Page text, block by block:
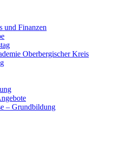
und Finanzen
Oberbergischer Kreis
– Grundbildung